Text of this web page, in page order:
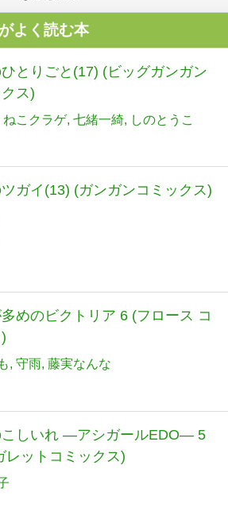
よく読む本
とりごと(17) (ビッグガンガン
ス)
ねこクラゲ 七緒一綺 しのとうこ
ガイ(13) (ガンガンコミックス)
めのビクトリア 6 (フロース コ
守雨 藤実なんな
こしいれ ―アシガールEDO― 5
レットコミックス)